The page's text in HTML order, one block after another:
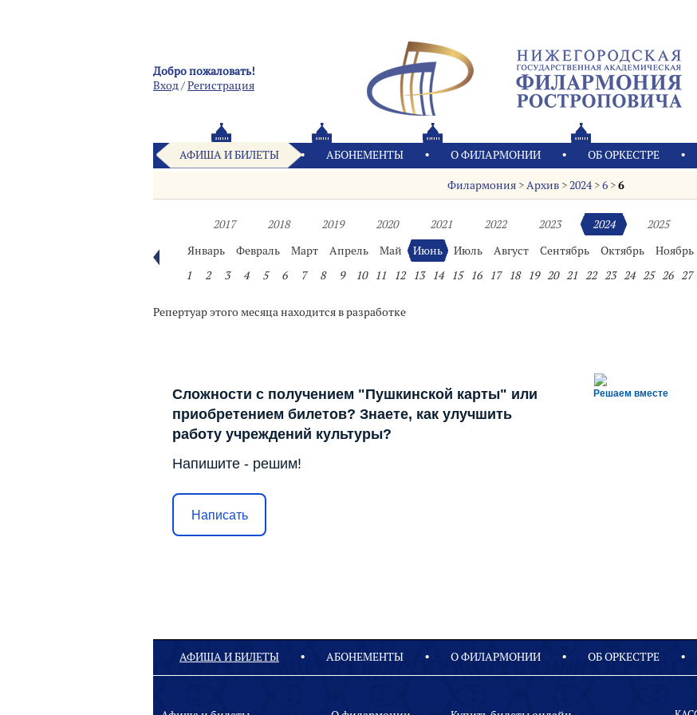
Добро пожаловать!
Вход/Pегистрация
АФИША И БИЛЕТЫ АБОНЕМЕНТЫ О ФИЛАРМОНИИ OБ ОРКЕСТРЕ
Филармония >Архив >2024>6 >6
2017 2018 2019 2020 2021 2022 2023 2024 2025
Январь
Февраль Март Апрель Май Июнь Июль Август Сентябрь Октябрь Ноябрь
1
2 3 4 5 6 7 8 9 10 11 12 13 14 15 16 17 18 19 20 21 22 23 24 25 26 27
Репертуар этого месяца находится в разработке
Решаем вместе
Сложности с получением "Пушкинской карты" или
приобретением билетов? Знаете, как улучшить
работу учреждений культуры?
Напишите - решим!
Написать
АФИША И БИЛЕТЫ АБОНЕМЕНТЫ О ФИЛАРМОНИИ OБ ОРКЕСТРЕ